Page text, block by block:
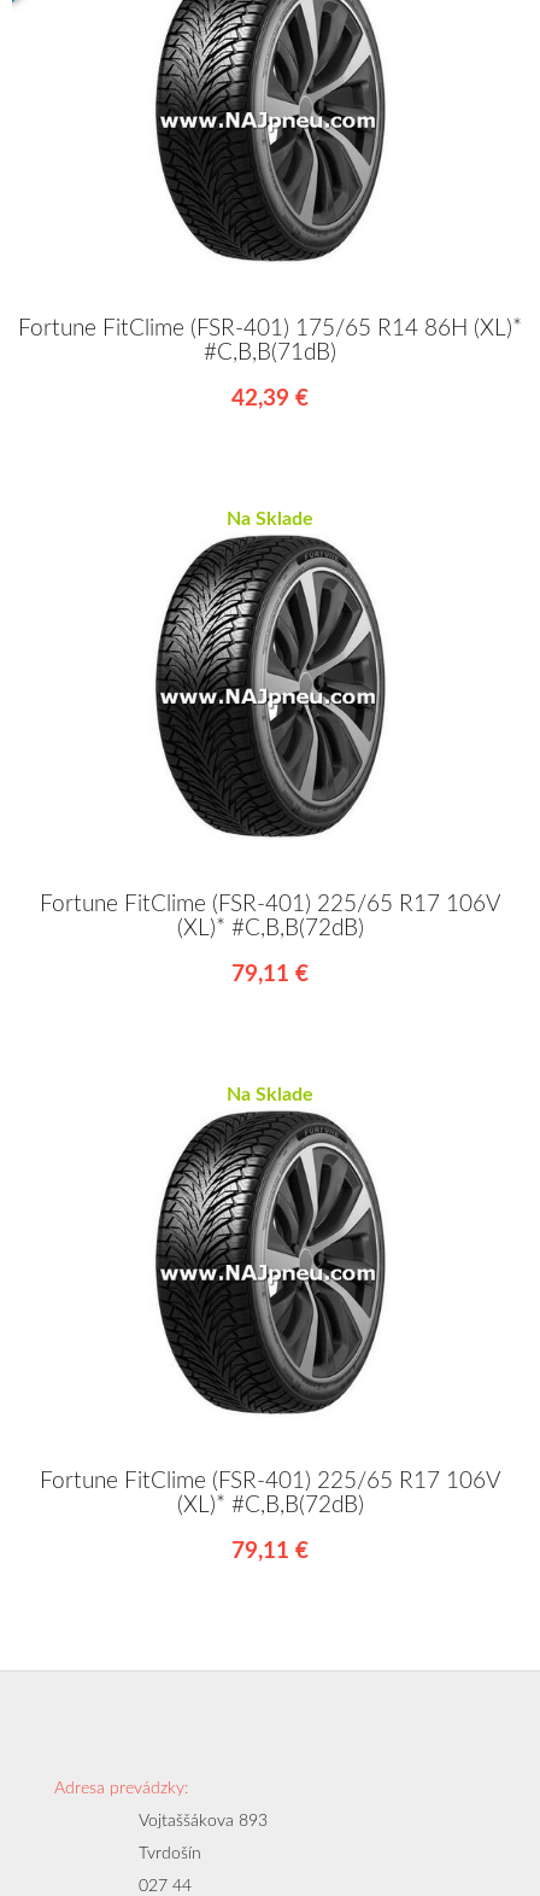
Fortune FitClime (FSR-401) 175/65 R14 86H (XL)*
#C,B,B(71dB)
42,39 €
Na Sklade
Fortune FitClime (FSR-401) 225/65 R17 106V
(XL)* #C,B,B(72dB)
79,11 €
Na Sklade
Fortune FitClime (FSR-401) 225/65 R17 106V
(XL)* #C,B,B(72dB)
79,11 €
Adresa prevádzky:
Vojtaššákova 893
Tvrdošín
027 44